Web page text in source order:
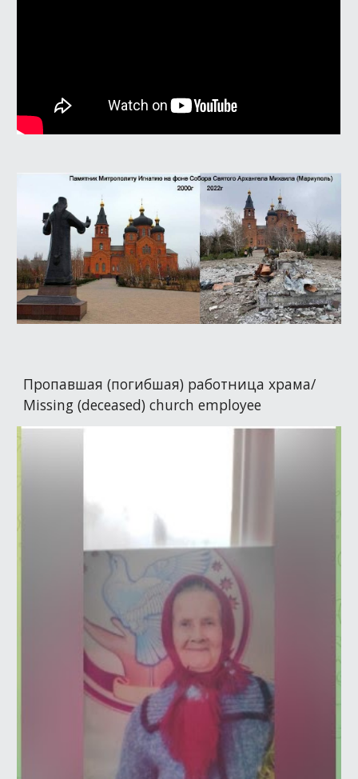
Пропавшая (погибшая) работница храма/
Missing (deceased) church employee